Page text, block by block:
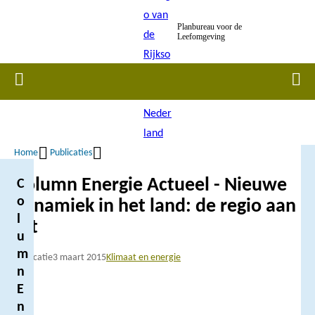
inhoud
Planbureau voor de
Leefomgeving
Home
Kruimelpad
Home Publicaties
Column Energie Actueel - Nieuwe
dynamiek in het land: de regio aan
zet
Publicatie3 maart 2015Klimaat en energie
C
o
l
u
m
n
E
n